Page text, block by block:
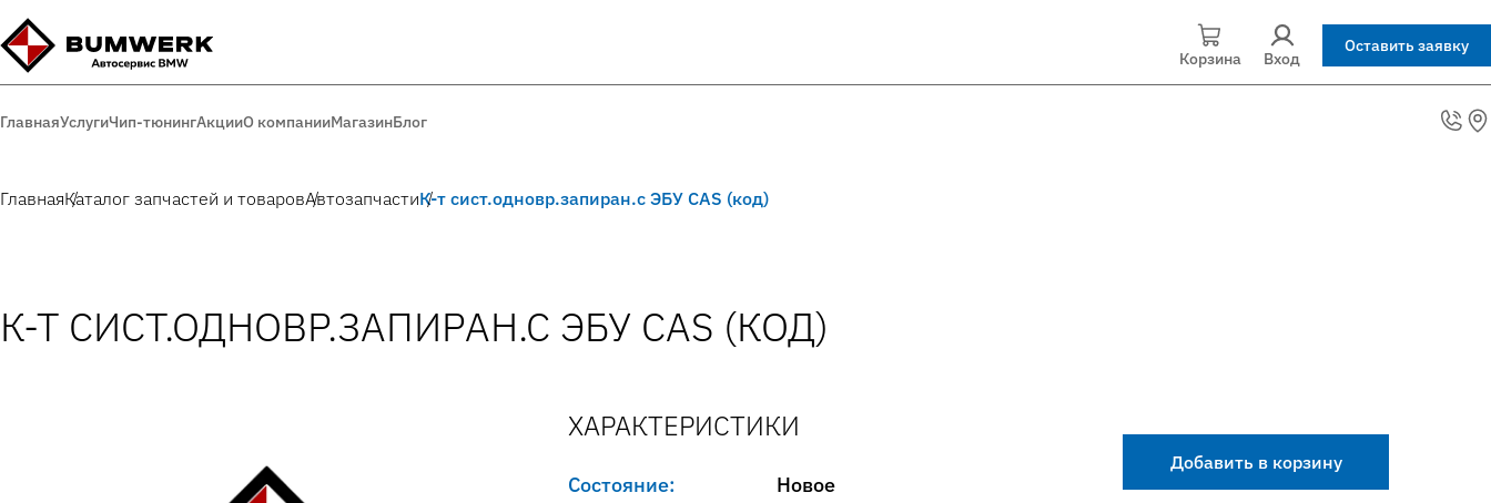
Корзина Вход
Оставить заявку
ГлавнаяУслугиЧип-тюнингАкцииО компанииМагазинБлог
ГлавнаяКаталог запчастей и товаровАвтозапчастиК-т сист.одновр.запиран.с ЭБУ CAS (код)
К-Т СИСТ.ОДНОВР.ЗАПИРАН.С ЭБУ CAS (КОД)
ХАРАКТЕРИСТИКИ
Состояние:
Новое
Добавить в корзину